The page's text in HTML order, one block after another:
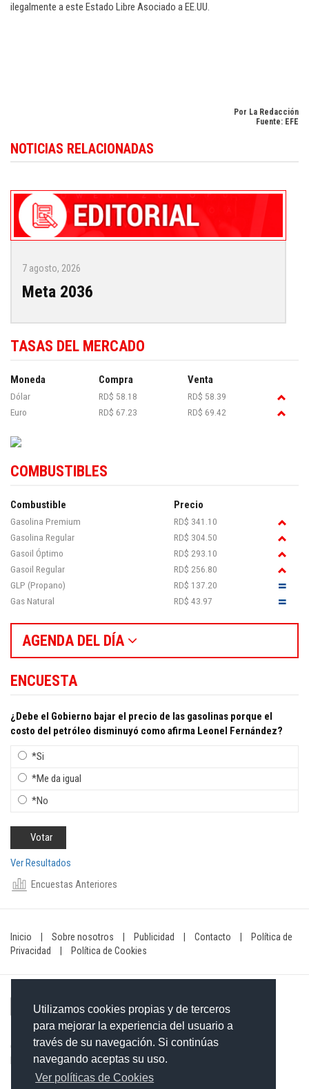
Utilizamos cookies propias y de terceros
para mejorar la experiencia del usuario a
través de su navegación. Si continúas
navegando aceptas su uso.
Ver políticas de Cookies
ilegalmente a este Estado Libre Asociado a EE.UU.
Por La Redacción
Fuente: EFE
Dominicana, consulteDominican Republic news in English
NOTICIAS RELACIONADAS
7 agosto, 2026
Meta 2036
TASAS DEL MERCADO
Moneda Compra Venta
Dólar RD$ 58.18
RD$ 58.39
Euro
RD$ 67.23 RD$ 69.42
COMBUSTIBLES
Combustible Precio
Gasolina Premium
RD$ 341.10
Gasolina Regular
RD$ 304.50
Gasoil Óptimo
RD$ 293.10
Gasoil Regular
RD$ 256.80
GLP (Propano)
RD$ 137.20
Gas Natural
RD$ 43.97
AGENDA DEL DÍA
ENCUESTA
¿Debe el Gobierno bajar el precio de las gasolinas porque el
costo del petróleo disminuyó como afirma Leonel Fernández?
*Si
*Me da igual
*No
Ver Resultados
Encuestas Anteriores
Inicio Sobre nosotros Publicidad Contacto
Política de
Privacidad
Política de Cookies
Contacto: 849-754-4472
Email:redaccionxtra@gmail.com/ redaccionextra@gmail.com